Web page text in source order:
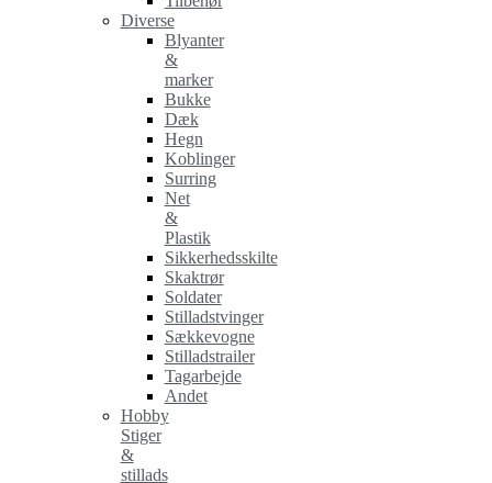
Diverse
Blyanter
&
marker
Bukke
Dæk
Hegn
Koblinger
Surring
Net
&
Plastik
Sikkerhedsskilte
Skaktrør
Soldater
Stilladstvinger
Sækkevogne
Stilladstrailer
Tagarbejde
Andet
Hobby
Stiger
&
stillads